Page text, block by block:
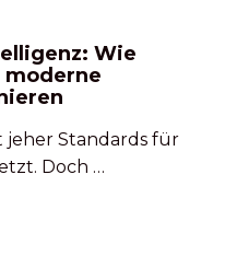
Wie
moderne
jeher Standards für
Doch …